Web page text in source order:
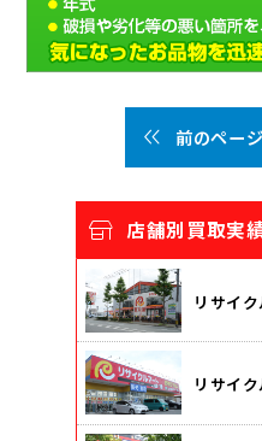
前のペー
店舗別買取実
リサイ
リサイ